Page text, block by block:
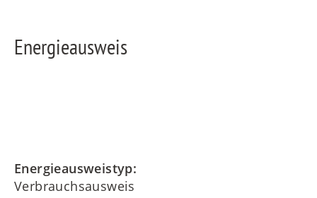
Energieausweis
Energieausweistyp:
Verbrauchsausweis